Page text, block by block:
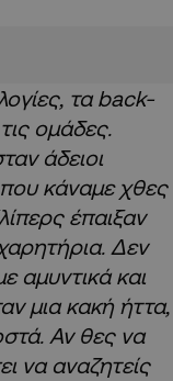
τα back-
ομάδες.
άδειοι
κάναμε χθες
έπαιξαν
Δεν
αμυντικά και
μια κακή ήττα,
Αν θες να
να αναζητείς